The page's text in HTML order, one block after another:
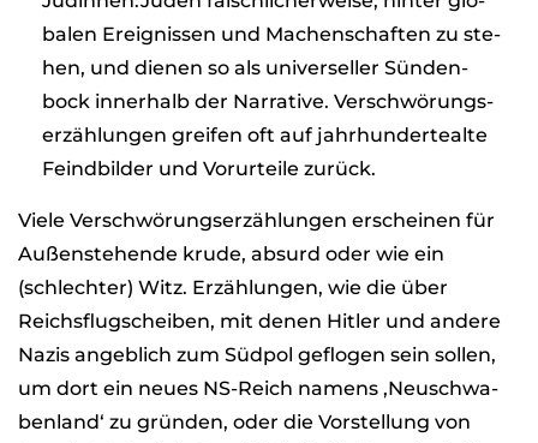
ba­len Ereig­nis­sen und Machen­schaf­ten zu ste­
hen, und die­nen so als uni­ver­sel­ler Sün­den­
bock inner­halb der Nar­ra­tive. Ver­schwö­rungs­
er­zäh­lun­gen grei­fen oft auf jahr­hun­der­te­alte
Feind­bil­der und Vor­ur­teile zurück.
Viele Ver­schwö­rungs­er­zäh­lun­gen erschei­nen für
Außen­ste­hende krude, absurd oder wie ein
(schlech­ter) Witz. Erzäh­lun­gen, wie die über
Reichs­flug­schei­ben, mit denen Hit­ler und andere
Nazis angeb­lich zum Süd­pol geflo­gen sein sol­len,
um dort ein neues NS-Reich namens ‚Neu­schwa­
ben­land‘ zu grün­den, oder die Vor­stel­lung von